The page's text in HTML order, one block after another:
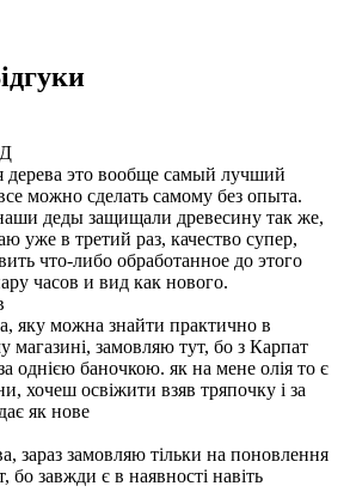
дерева это вообще самый лучший
можно сделать самому без опыта.
деды защищали древесину так же,
уже в третий раз, качество супер,
что-либо обработанное до этого
часов и вид как нового.
яку можна знайти практично в
магазині, замовляю тут, бо з Карпат
однією баночкою. як на мене олія то є
хочеш освіжити взяв тряпочку і за
як нове
зараз замовляю тільки на поновлення
бо завжди є в наявності навіть